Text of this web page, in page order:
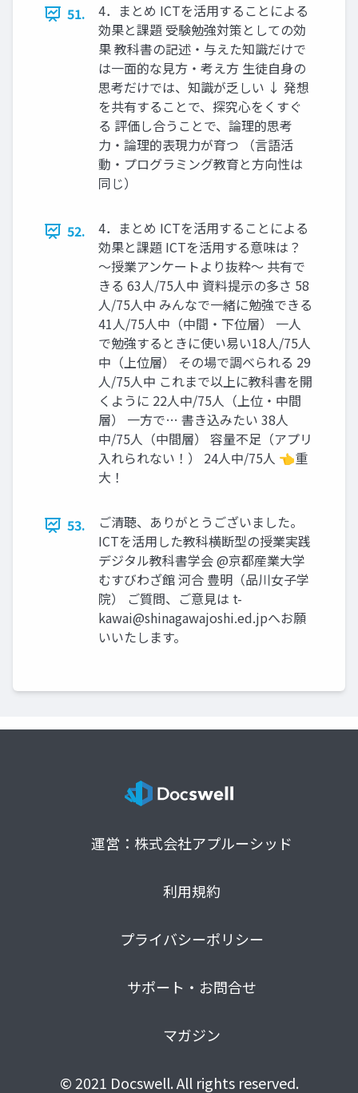
51.
4．まとめ ICTを活用することによる
効果と課題 受験勉強対策としての効
果 教科書の記述・与えた知識だけで
は一面的な見方・考え方 生徒自身の
思考だけでは、知識が乏しい ↓ 発想
を共有することで、探究心をくすぐ
る 評価し合うことで、論理的思考
力・論理的表現力が育つ （言語活
動・プログラミング教育と方向性は
同じ）
52.
4．まとめ ICTを活用することによる
効果と課題 ICTを活用する意味は？
〜授業アンケートより抜粋〜 共有で
きる 63人/75人中 資料提示の多さ 58
人/75人中 みんなで一緒に勉強できる
41人/75人中（中間・下位層） 一人
で勉強するときに使い易い18人/75人
中（上位層） その場で調べられる 29
人/75人中 これまで以上に教科書を開
くように 22人中/75人（上位・中間
層） 一方で… 書き込みたい 38人
中/75人（中間層） 容量不足（アプリ
入れられない！） 24人中/75人 👈重
大！
53.
ご清聴、ありがとうございました。
ICTを活用した教科横断型の授業実践
デジタル教科書学会 @京都産業大学
むすびわざ館 河合 豊明（品川女子学
院） ご質問、ご意見は t-
kawai@shinagawajoshi.ed.jpへお願
いいたします。
運営：株式会社アプルーシッド
利用規約
プライバシーポリシー
サポート・お問合せ
マガジン
© 2021 Docswell. All rights reserved.